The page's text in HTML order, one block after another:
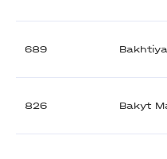
689
826 Bakyt